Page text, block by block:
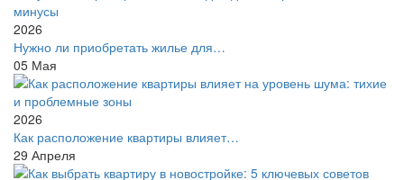
2026
Нужно ли приобретать жилье для…
05 Мая
2026
Как расположение квартиры влияет…
29 Апреля